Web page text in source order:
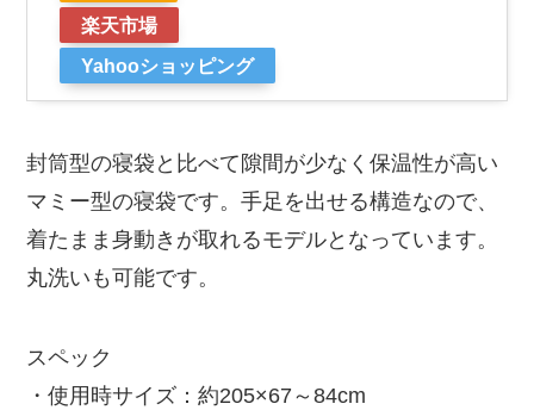
楽天市場
Yahooショッピング
封筒型の寝袋と比べて隙間が少なく保温性が高い
マミー型の寝袋です。手足を出せる構造なので、
着たまま身動きが取れるモデルとなっています。
丸洗いも可能です。
スペック
・使用時サイズ：約205×67～84cm